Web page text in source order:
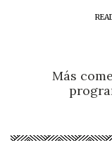
Más